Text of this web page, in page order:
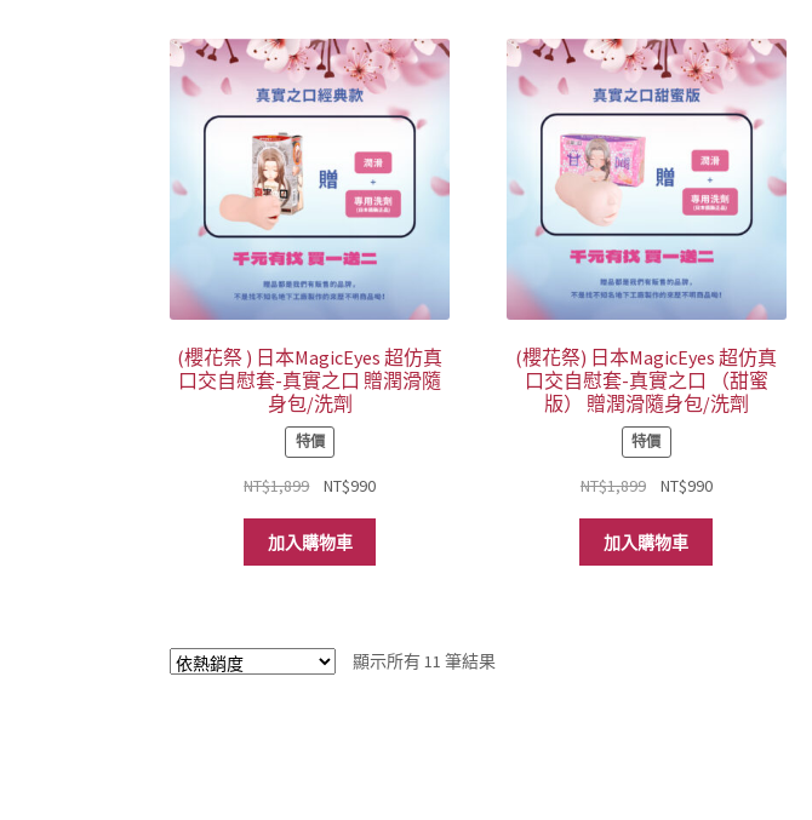
(櫻花祭 ) 日本MagicEyes 超仿真
口交自慰套-真實之口 贈潤滑隨
身包/洗劑
特價
NT$1,899
原
價
格：
NT$990目
格：
加入購物車
(櫻花祭) 日本MagicEyes 超仿真
口交自慰套-真實之口 （甜蜜
版） 贈潤滑隨身包/洗劑
特價
NT$1,899
原
價
格：
NT$990目
格：
加入購物車
顯示所有 11 筆結果